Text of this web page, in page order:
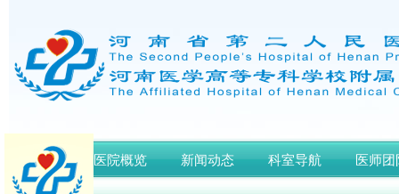
首页 医院概览 新闻动态 科室导航 医师团